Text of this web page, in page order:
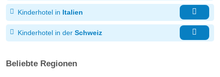
Kinderhotel in Italien
Kinderhotel in der Schweiz
Beliebte Regionen